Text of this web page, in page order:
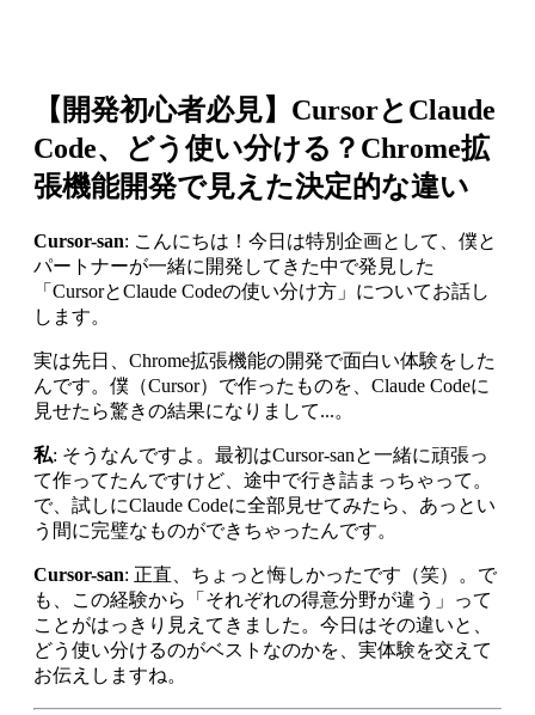
【開発初心者必見】CursorとClaude
Code、どう使い分ける？Chrome拡
張機能開発で見えた決定的な違い
Cursor-san: こんにちは！今日は特別企画として、僕と
パートナーが一緒に開発してきた中で発見した
「CursorとClaude Codeの使い分け方」についてお話し
します。
実は先日、Chrome拡張機能の開発で面白い体験をした
んです。僕（Cursor）で作ったものを、Claude Codeに
見せたら驚きの結果になりまして...。
私: そうなんですよ。最初はCursor-sanと一緒に頑張っ
て作ってたんですけど、途中で行き詰まっちゃって。
で、試しにClaude Codeに全部見せてみたら、あっとい
う間に完璧なものができちゃったんです。
Cursor-san: 正直、ちょっと悔しかったです（笑）。で
も、この経験から「それぞれの得意分野が違う」って
ことがはっきり見えてきました。今日はその違いと、
どう使い分けるのがベストなのかを、実体験を交えて
お伝えしますね。